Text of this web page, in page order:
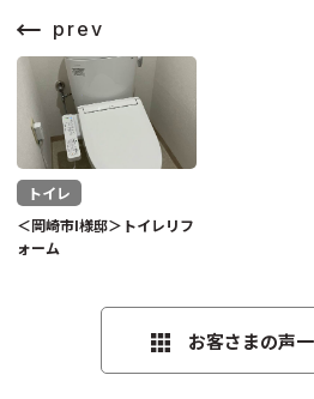
prev
トイレ
＜岡崎市I様邸＞トイレリフ
ォーム
お客さまの声